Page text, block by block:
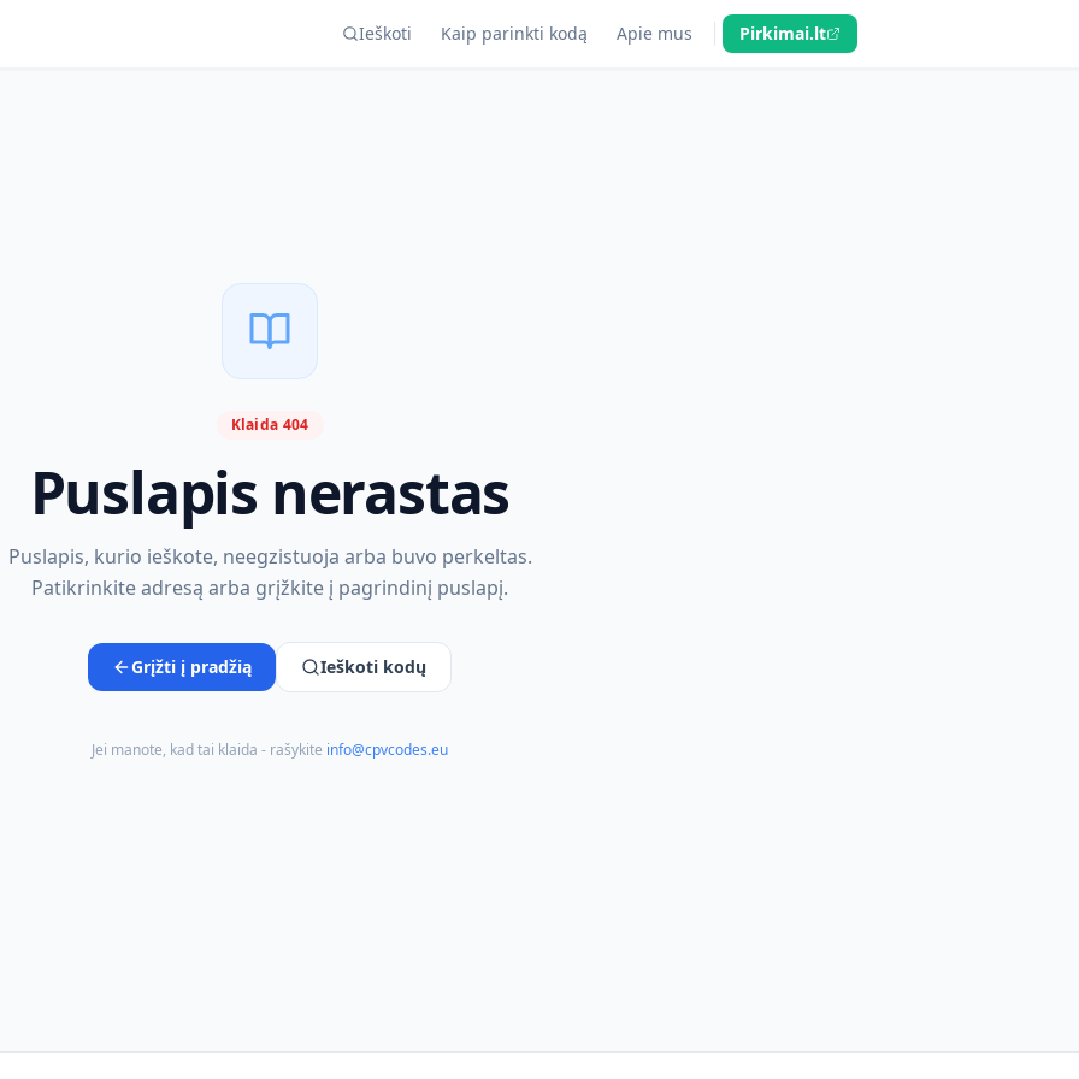
Ieškoti Kaip parinkti kodą Apie mus Pirkimai.lt
Klaida 404
Puslapis nerastas
Puslapis, kurio ieškote, neegzistuoja arba buvo perkeltas.
Patikrinkite adresą arba grįžkite į pagrindinį puslapį.
Grįžti į pradžią Ieškoti kodų
Jei manote, kad tai klaida - rašykite info@cpvcodes.eu